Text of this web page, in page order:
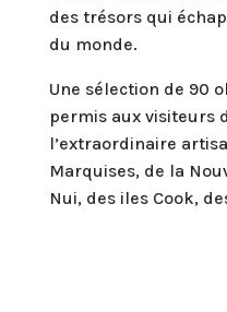
des trésors qui
du monde.
Une sélection de 90
permis aux visiteurs
l’extraordinaire
Marquises, de la
Nui, des iles Cook,